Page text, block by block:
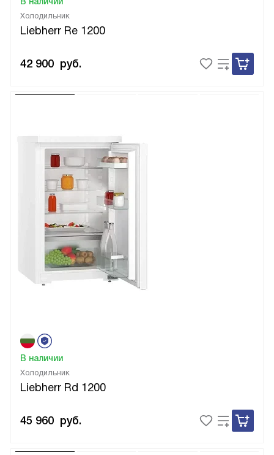
Холодильник
Liebherr Re 1200
42 900 руб.
Холодильник
Liebherr Rd 1200
В наличии
45 960 руб.